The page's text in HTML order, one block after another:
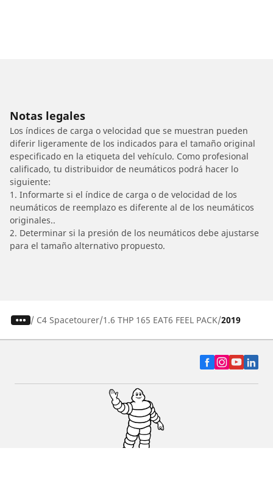
Notas legales
Los índices de carga o velocidad que se muestran pueden
diferir ligeramente de los indicados para el tamaño original
especificado en la etiqueta del vehículo. Como profesional
calificado, tu distribuidor de neumáticos podrá hacer lo
siguiente:
1. Informarte si el índice de carga o de velocidad de los
neumáticos de reemplazo es diferente al de los neumáticos
originales..
2. Determinar si la presión de los neumáticos debe ajustarse
para el tamaño alternativo propuesto.
/ C4 Spacetourer 1.6 THP 165 EAT6 FEEL PACK 2019